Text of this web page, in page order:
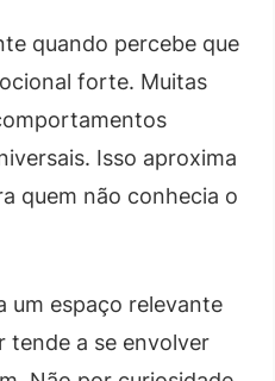
quando percebe que
forte. Muitas
Isso aproxima
quem não conhecia o
um espaço relevante
tende a se envolver